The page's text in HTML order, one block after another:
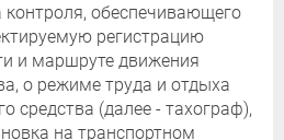
контроля, обеспечивающего
регистрацию
и маршруте движения
о режиме труда и отдыха
средства (далее - тахограф),
на транспортном